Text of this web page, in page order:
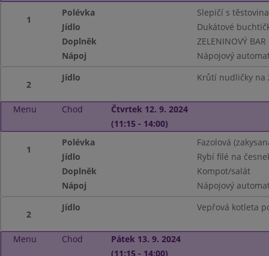
1
Polévka
Slepičí s
Jídlo
Dukátové
Doplněk
ZELENINOVÝ BAR
Nápoj
Nápojový
2
Jídlo Krůtí nudličky na
Menu Chod
Čtvrtek 12. 9. 2024
(11:15 - 14:00)
1
Polévka
Fazolová
Jídlo
Rybí filé na
Doplněk
Kompot/salát
Nápoj
Nápojový
2
Jídlo Vepřová kotleta
Menu Chod
Pátek 13. 9. 2024
(11:15 - 14:00)